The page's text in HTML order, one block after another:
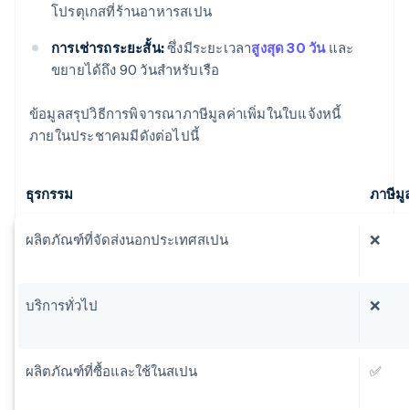
โปรตุเกสที่ร้านอาหารสเปน
การเช่ารถระยะสั้น:ซึ่งมีระยะเวลาสูงสุด 30 วันและ
ขยายได้ถึง 90 วันสำหรับเรือ
ข้อมูลสรุปวิธีการพิจารณาภาษีมูลค่าเพิ่มในใบแจ้งหนี้
ภายในประชาคมมีดังต่อไปนี้
ธุรกรรม ภาษีมู
ผลิตภัณฑ์ที่จัดส่งนอกประเทศสเปน ❌
บริการทั่วไป ❌
ผลิตภัณฑ์ที่ซื้อและใช้ในสเปน ✅